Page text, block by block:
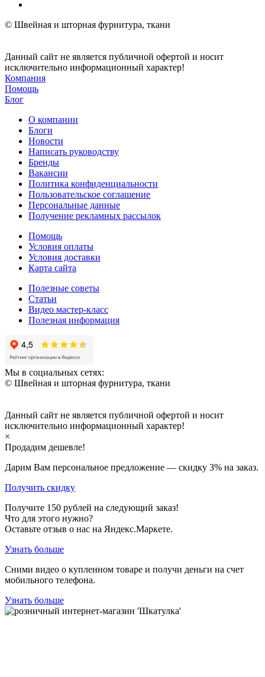
© Швейная и шторная фурнитура, ткани
Данный сайт не является публичной офертой и носит
исключительно информационный характер!
Компания
Помощь
Блог
О компании
Блоги
Новости
Написать руководству
Бренды
Вакансии
Политика конфиденциальности
Пользовательское соглашение
Персональные данные
Получение рекламных рассылок
Помощь
Условия оплаты
Условия доставки
Карта сайта
Полезные советы
Статьи
Видео мастер-класс
Полезная информация
Мы в социальных сетях:
© Швейная и шторная фурнитура, ткани
Данный сайт не является публичной офертой и носит
исключительно информационный характер!
×
Продадим дешевле!
Дарим Вам персональное предложение — скидку 3% на заказ.
Получить скидку
Получите 150 рублей на следующий заказ!
Что для этого нужно?
Оставьте отзыв о нас на Яндекс.Маркете.
Узнать больше
Сними видео о купленном товаре и получи деньги на счет
мобильного телефона.
Узнать больше